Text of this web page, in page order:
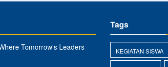
Tomorrow's Leaders
Tags
KEGIATAN SISWA